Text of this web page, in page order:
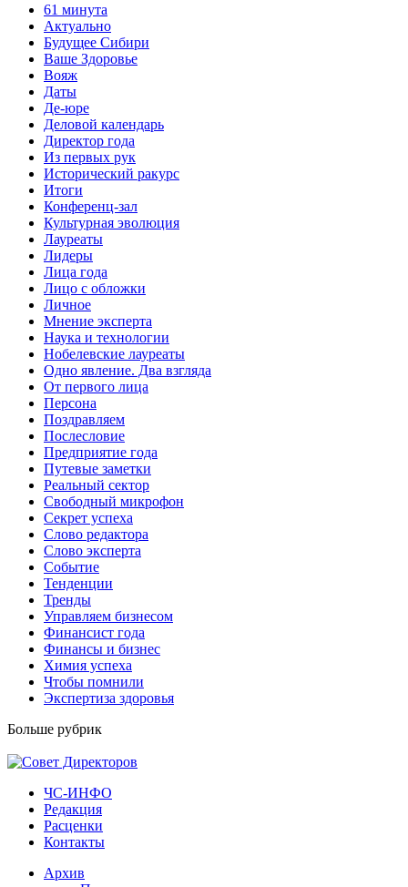
61 минута
Актуально
Будущее Сибири
Ваше Здоровье
Вояж
Даты
Де-юре
Деловой календарь
Директор года
Из первых рук
Исторический ракурс
Итоги
Конференц-зал
Культурная эволюция
Лауреаты
Лидеры
Лица года
Лицо с обложки
Личное
Мнение эксперта
Наука и технологии
Нобелевские лауреаты
Одно явление. Два взгляда
От первого лица
Персона
Поздравляем
Послесловие
Предприятие года
Путевые заметки
Реальный сектор
Свободный микрофон
Секрет успеха
Слово редактора
Слово эксперта
Событие
Тенденции
Тренды
Управляем бизнесом
Финансист года
Финансы и бизнес
Химия успеха
Чтобы помнили
Экспертиза здоровья
Больше рубрик
ЧС-ИНФО
Редакция
Расценки
Контакты
Архив